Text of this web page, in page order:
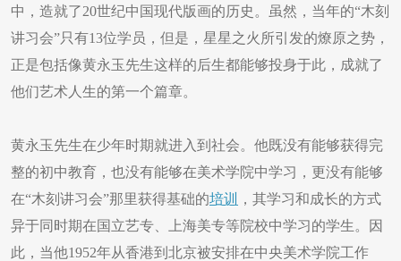
中，造就了20世纪中国现代版画的历史。虽然，当年的“木刻
讲习会”只有13位学员，但是，星星之火所引发的燎原之势，
正是包括像黄永玉先生这样的后生都能够投身于此，成就了
他们艺术人生的第一个篇章。
黄永玉先生在少年时期就进入到社会。他既没有能够获得完
整的初中教育，也没有能够在美术学院中学习，更没有能够
在“木刻讲习会”那里获得基础的培训
，其学习和成长的方式
异于同时期在国立艺专、上海美专等院校中学习的学生。因
此，当他1952年从香港到北京被安排在中央美术学院工作